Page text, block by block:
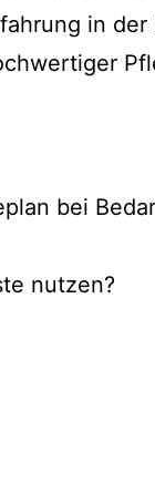
in
bei
nutzen?